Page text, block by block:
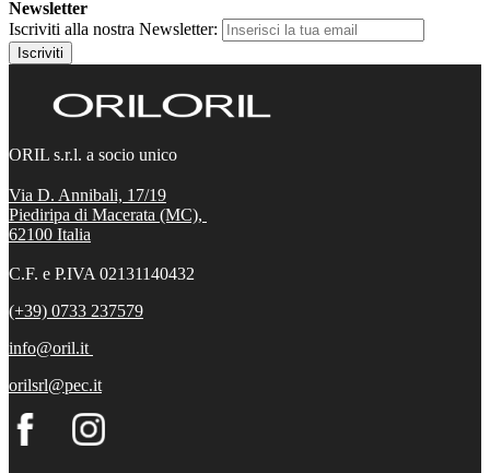
Newsletter
Iscriviti alla nostra Newsletter:
Iscriviti
ORIL s.r.l. a socio unico
Via D. Annibali, 17/19
Piediripa di Macerata (MC),
62100 Italia
C.F. e P.IVA 02131140432
(+39) 0733 237579
info@oril.it
orilsrl@pec.it